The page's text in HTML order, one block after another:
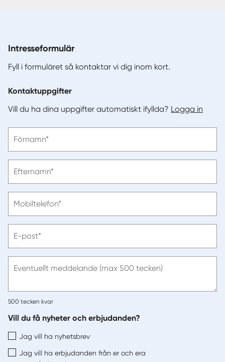
Intresseformulär
Fyll i formuläret så kontaktar vi dig inom kort.
Kontaktuppgifter
Vill du ha dina uppgifter automatiskt ifyllda? Logga in
ange
Förnamn*
ange
Efternamn*
ange
Mobiltelefon*
ange
post
E-post*
Eventuellt meddelande (max 500 tecken)
500 tecken kvar
Vill du få nyheter och erbjudanden?
Jag vill ha nyhetsbrev
Jag vill ha erbjudanden från er och era